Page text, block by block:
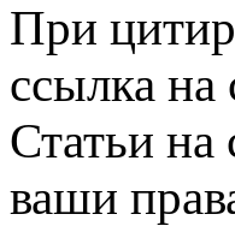
При
ссылка на
Статьи на
ваши